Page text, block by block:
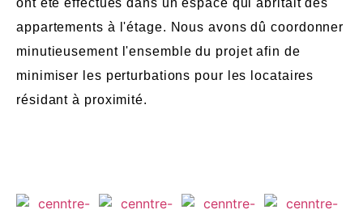
ont été effectués dans un espace qui abritait des
appartements à l'étage. Nous avons dû coordonner
minutieusement l'ensemble du projet afin de
minimiser les perturbations pour les locataires
résidant à proximité.